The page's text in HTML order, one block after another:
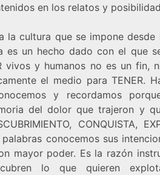
en los relatos y
la cultura que se impone
es un hecho dado con el que
vivos y humanos no es un fin,
el medio para TENER.
y recordamos
del dolor que trajeron y
CONQUISTA,
palabras conocemos sus
mayor poder. Es la razón
lo que quieren